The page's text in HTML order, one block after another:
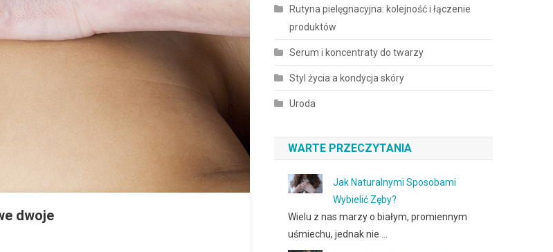
dwoje
Rutyna pielęgnacyjna: kolejność i łączenie
produktów
Serum i koncentraty do twarzy
Styl życia a kondycja skóry
Uroda
WARTE PRZECZYTANIA
Jak Naturalnymi Sposobami
Wybielić Zęby?
Wielu z nas marzy o białym, promiennym
uśmiechu, jednak nie …